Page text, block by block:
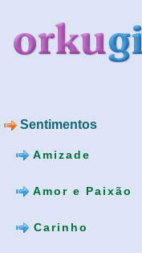
Sentimentos
Amizade
Amor e Paixão
Carinho